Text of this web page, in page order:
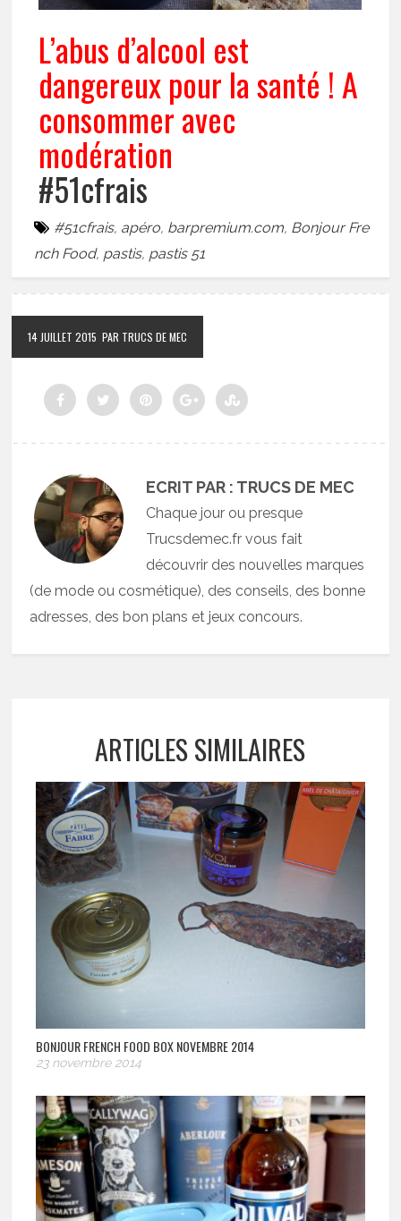
L’abus d’alcool est
dangereux pour la santé ! A
consommer avec
modération
#51cfrais
#51cfrais, apéro, barpremium.com, Bonjour Fre
nch Food, pastis, pastis 51
14 JUILLET 2015 PAR TRUCS DE MEC
ECRIT PAR : TRUCS DE MEC
Chaque jour ou presque
Trucsdemec.fr vous fait
découvrir des nouvelles marques
(de mode ou cosmétique), des conseils, des bonne
adresses, des bon plans et jeux concours.
ARTICLES SIMILAIRES
BONJOUR FRENCH FOOD BOX NOVEMBRE 2014
23 novembre 2014